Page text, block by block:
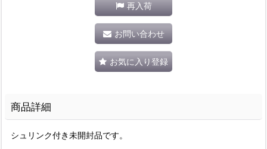
再入荷
お問い合わせ
お気に入り登録
商品詳細
シュリンク付き未開封品です。